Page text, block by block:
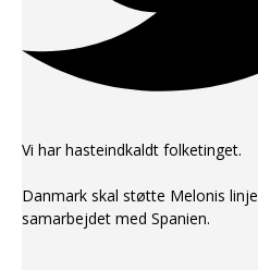
Vi har hasteindkaldt folketinget.
Danmark skal støtte Melonis
samarbejdet med Spanien.